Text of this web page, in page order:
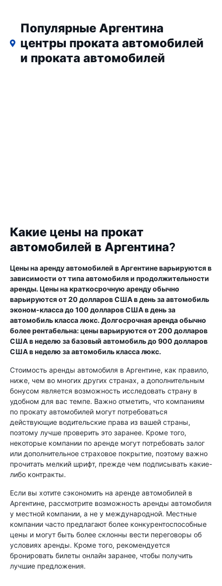
Популярные Аргентина
центры проката автомобилей
и проката автомобилей
Какие цены на прокат
автомобилей в Аргентина?
Цены на аренду автомобилей в Аргентине варьируются в
зависимости от типа автомобиля и продолжительности
аренды. Цены на краткосрочную аренду обычно
варьируются от 20 долларов США в день за автомобиль
эконом-класса до 100 долларов США в день за
автомобиль класса люкс. Долгосрочная аренда обычно
более рентабельна: цены варьируются от 200 долларов
США в неделю за базовый автомобиль до 900 долларов
США в неделю за автомобиль класса люкс.
Стоимость аренды автомобиля в Аргентине, как правило,
ниже, чем во многих других странах, а дополнительным
бонусом является возможность исследовать страну в
удобном для вас темпе. Важно отметить, что компаниям
по прокату автомобилей могут потребоваться
действующие водительские права из вашей страны,
поэтому лучше проверить это заранее. Кроме того,
некоторые компании по аренде могут потребовать залог
или дополнительное страховое покрытие, поэтому важно
прочитать мелкий шрифт, прежде чем подписывать какие-
либо контракты.
Если вы хотите сэкономить на аренде автомобилей в
Аргентине, рассмотрите возможность аренды автомобиля
у местной компании, а не у международной. Местные
компании часто предлагают более конкурентоспособные
цены и могут быть более склонны вести переговоры об
условиях аренды. Кроме того, рекомендуется
бронировать билеты онлайн заранее, чтобы получить
лучшие предложения.